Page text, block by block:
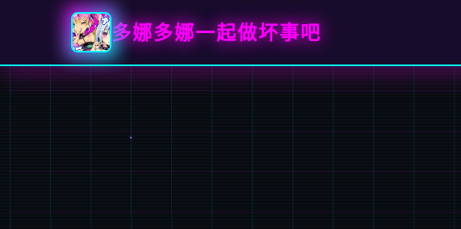
多娜多娜一起做坏事吧